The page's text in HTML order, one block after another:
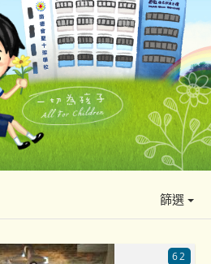
篩選
62